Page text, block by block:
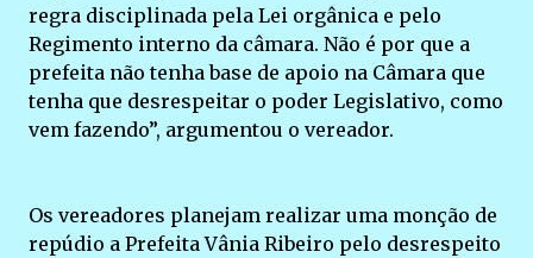
regra disciplinada pela Lei orgânica e pelo
Regimento interno da câmara. Não é por que a
prefeita não tenha base de apoio na Câmara que
tenha que desrespeitar o poder Legislativo, como
vem fazendo”, argumentou o vereador.
Os vereadores planejam realizar uma monção de
repúdio a Prefeita Vânia Ribeiro pelo desrespeito